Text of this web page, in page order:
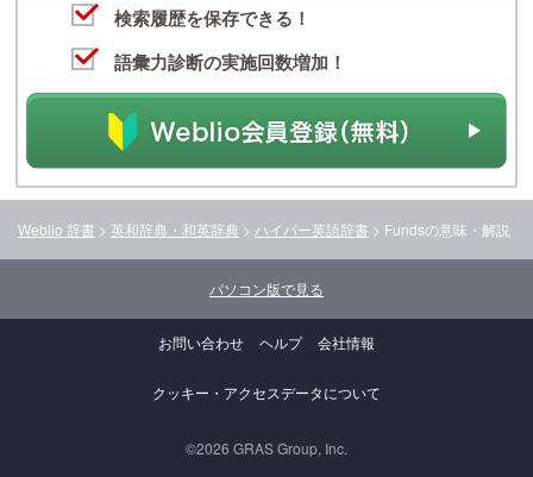
検索履歴を保存できる！
語彙力診断の実施回数増加！
Weblio 辞書 > 英和辞典・和英辞典 > ハイパー英語辞書 > Fundsの意味・解説
パソコン版で見る
お問い合わせ ヘルプ 会社情報
クッキー・アクセスデータについて
©2026 GRAS Group, Inc.